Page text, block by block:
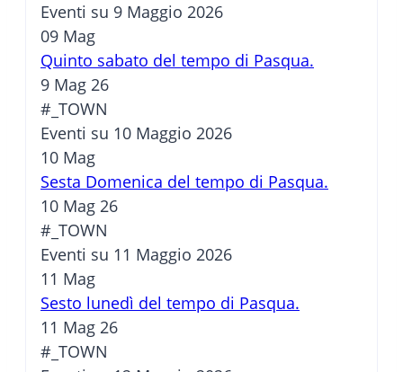
Eventi su 9 Maggio 2026
09 Mag
Quinto sabato del tempo di Pasqua.
9 Mag 26
#_TOWN
Eventi su 10 Maggio 2026
10 Mag
Sesta Domenica del tempo di Pasqua.
10 Mag 26
#_TOWN
Eventi su 11 Maggio 2026
11 Mag
Sesto lunedì del tempo di Pasqua.
11 Mag 26
#_TOWN